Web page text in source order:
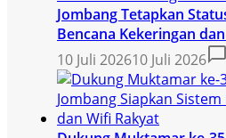
Jombang Tetapkan
Bencana Kekeringan
10 Juli 202610 Juli 2026